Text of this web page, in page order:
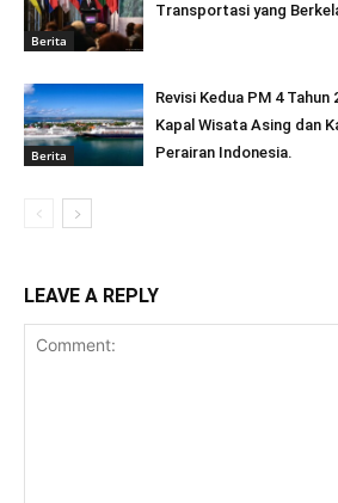
Berita
Transportasi yang
Berita
Revisi Kedua PM 4
Kapal Wisata Asing dan
Perairan Indonesia.
LEAVE A REPLY